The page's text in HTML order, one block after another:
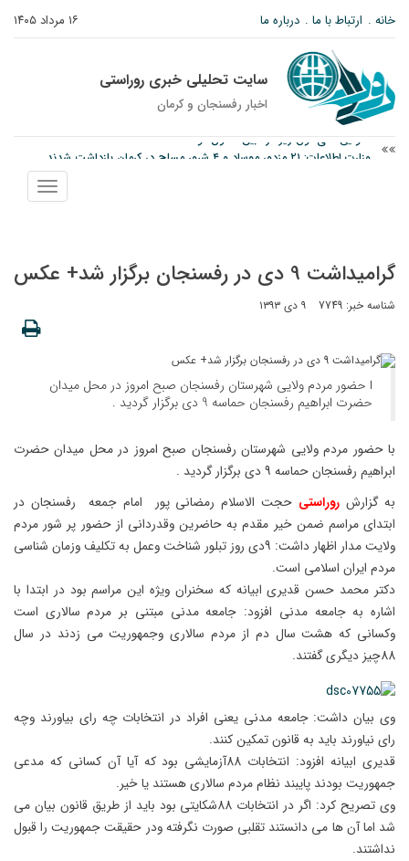
۱۶ مرداد ۱۴۰۵ خانه ارتباط با ما درباره ما
سایت تحلیلی خبری روراستی
اخبار رفسنجان و كرمان
وزارت اطلاعات: ۲۱ مزدور موساد و ۴ شرور مسلح در کرمان بازداشت شدند
نمایش
منو
گرامیداشت 9 دی در رفسنجان برگزار شد+ عکس
شناسه خبر: 7749 ۹ دی ۱۳۹۳
ا حضور مردم ولایی شهرستان رفسنجان صبح امروز در محل میدان
حضرت ابراهیم رفسنجان حماسه 9 دی برگزار گردید .
با حضور مردم ولایی شهرستان رفسنجان صبح امروز در محل میدان حضرت
ابراهیم رفسنجان حماسه 9 دی برگزار گردید .
به گزارش روراستی حجت الاسلام رمضانی پور امام جمعه رفسنجان در
ابتدای مراسم ضمن خیر مقدم به حاضرین وقدردانی از حضور پر شور مردم
ولایت مدار اظهار داشت: 9دی روز تبلور شناخت وعمل به تکلیف وزمان شناسی
مردم ایران اسلامی است.
دکتر محمد حسن قدیری ابیانه که سخنران ویژه این مراسم بود در ابتدا با
اشاره به جامعه مدنی افزود: جامعه مدنی مبتنی بر مردم سالاری است
وکسانی که هشت سال دم از مردم سالاری وجمهوریت می زدند در سال
88چیز دیگری گفتند.
وی بیان داشت: جامعه مدنی یعنی افراد در انتخابات چه رای بیاورند وچه
رای نیاورند باید به قانون تمکین کنند.
قدیری ابیانه افزود: انتخابات 88آزمایشی بود که آیا آن کسانی که مدعی
جمهوریت بودند پایبند نظام مردم سالاری هستند یا خیر.
وی تصریح کرد: اگر در انتخابات 88شکایتی بود باید از طریق قانون بیان می
شد اما آن ها می دانستند تقلبی صورت نگرفته ودر حقیقت جمهوریت را قبول
نداشتند.